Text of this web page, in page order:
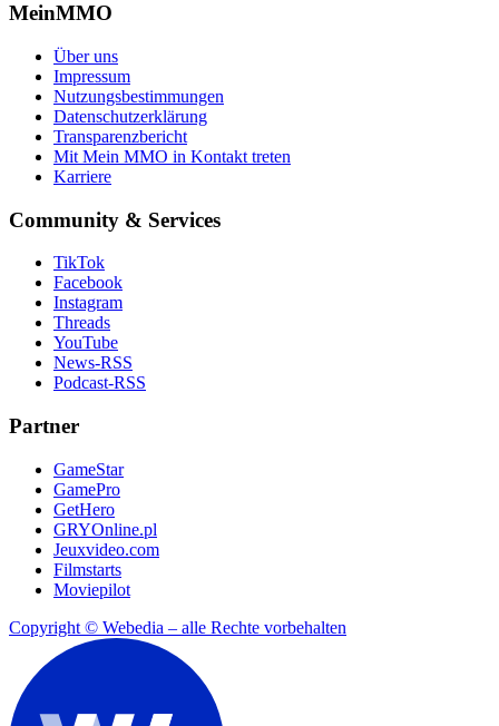
MeinMMO
Über uns
Impressum
Nutzungsbestimmungen
Datenschutzerklärung
Transparenzbericht
Mit Mein MMO in Kontakt treten
Karriere
Community & Services
TikTok
Facebook
Instagram
Threads
YouTube
News-RSS
Podcast-RSS
Partner
GameStar
GamePro
GetHero
GRYOnline.pl
Jeuxvideo.com
Filmstarts
Moviepilot
Copyright © Webedia – alle Rechte vorbehalten